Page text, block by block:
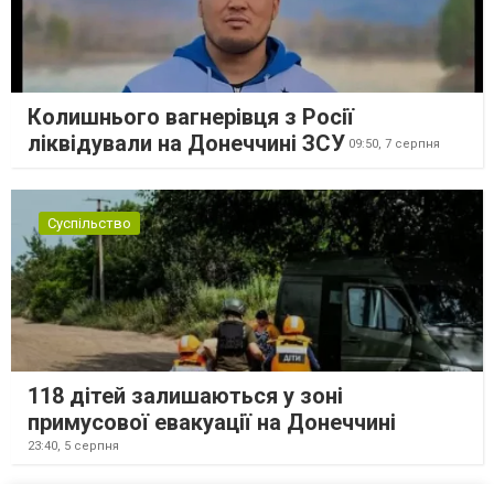
Колишнього вагнерівця з Росії
ліквідували на Донеччині ЗСУ 09:50, 7 серпня
Суспільство
118 дітей залишаються у зоні
примусової евакуації на Донеччині
23:40, 5 серпня